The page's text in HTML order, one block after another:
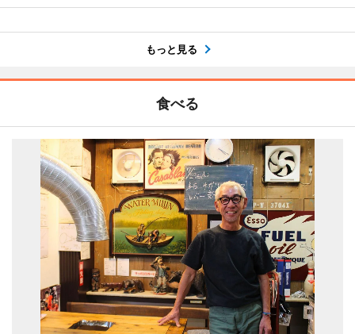
もっと見る
食べる